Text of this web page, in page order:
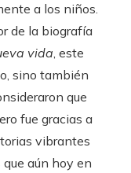
a los niños.
de la biografía
vida, este
sino también
que
fue gracias a
vibrantes
aún hoy en